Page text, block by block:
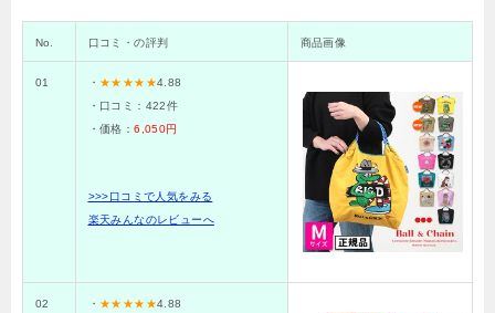
No. 口コミ・の評判 商品画像
01 ・ ★★★★★4.88
・口コミ：422件
・価格：6,050円
>>>口コミで人気をみる
楽天みんなのレビューへ
02 ・ ★★★★★4.88